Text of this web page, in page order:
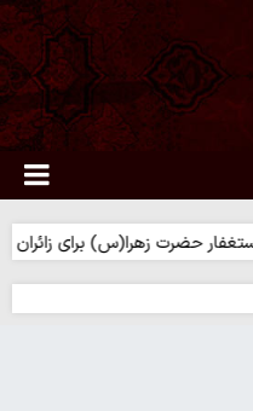
زهرا(س) برای زائران امام